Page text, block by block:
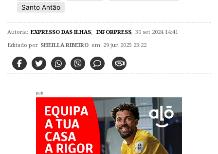
Santo Antão
Autoria: EXPRESSO DAS ILHAS INFORPRESS 30 set 2024 14:41
Editado por SHEILLA RIBEIRO em 29 jun 2025 23:22
pub